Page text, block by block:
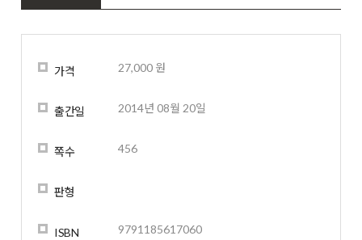
가격 27,000 원
출간일 2014년 08월 20일
쪽수 456
판형
ISBN 9791185617060